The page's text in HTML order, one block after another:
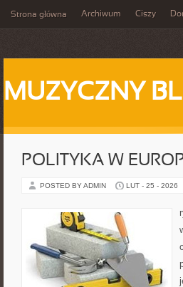
Strona główna Archiwum Ciszy
MUZYCZNY
POLITYKA W
POSTED BY ADMIN LUT - 25 - 2026